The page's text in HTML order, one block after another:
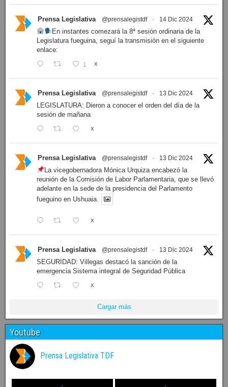
Prensa Legislativa @prensalegistdf · 14 Dic 2024
En instantes comezará la 8ª sesión ordinaria de la
Legislatura fueguina, seguí la transmisión en el siguiente
enlace:
1 X
Prensa Legislativa @prensalegistdf · 13 Dic 2024
LEGISLATURA: Dieron a conocer el orden del día de la
sesión de mañana
X
Prensa Legislativa @prensalegistdf · 13 Dic 2024
La vicegobernadora Mónica Urquiza encabezó la
reunión de la Comisión de Labor Parlamentaria, que se llevó
adelante en la sede de la presidencia del Parlamento
fueguino en Ushuaia.
X
Prensa Legislativa @prensalegistdf · 13 Dic 2024
SEGURIDAD: Villegas destacó la sanción de la
emergencia Sistema integral de Seguridad Pública
X
Cargar más
Youtube
Prensa Legislativa TDF